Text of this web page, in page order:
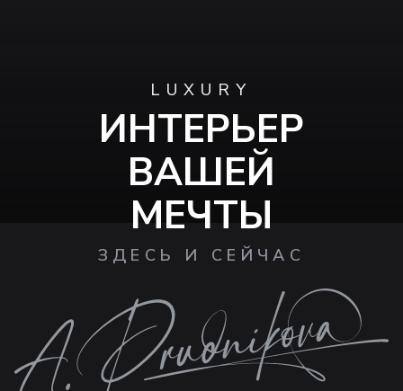
LUXURY
ИНТЕРЬЕР
ВАШЕЙ
МЕЧТЫ
ЗДЕСЬ И СЕЙЧАС